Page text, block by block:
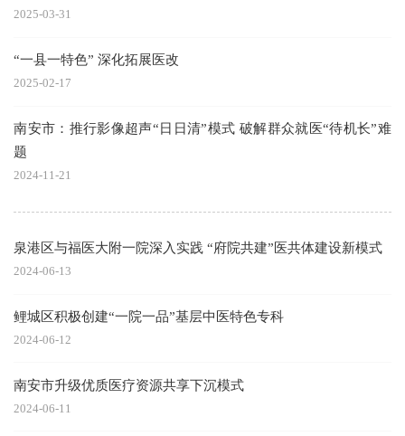
2025-03-31
“一县一特色” 深化拓展医改
2025-02-17
南安市：推行影像超声“日日清”模式 破解群众就医“待机长”难
题
2024-11-21
泉港区与福医大附一院深入实践 “府院共建”医共体建设新模式
2024-06-13
鲤城区积极创建“一院一品”基层中医特色专科
2024-06-12
南安市升级优质医疗资源共享下沉模式
2024-06-11